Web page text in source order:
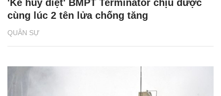
QUÂN SỰ
'Kẻ hủy diệt' BMPT Terminator chịu được
cùng lúc 2 tên lửa chống tăng